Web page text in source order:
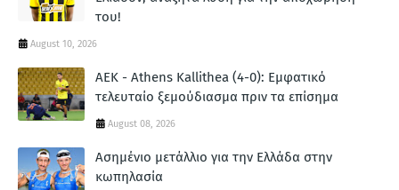
του!
August 10, 2026
ΑΕΚ - Athens Kallithea (4-0): Εμφατικό
τελευταίο ξεμούδιασμα πριν τα επίσημα
August 08, 2026
Ασημένιο μετάλλιο για την Ελλάδα στην
κωπηλασία